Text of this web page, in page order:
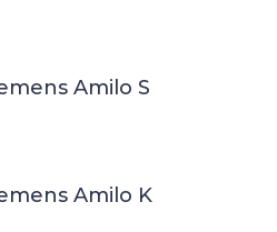
Amilo S
Amilo K